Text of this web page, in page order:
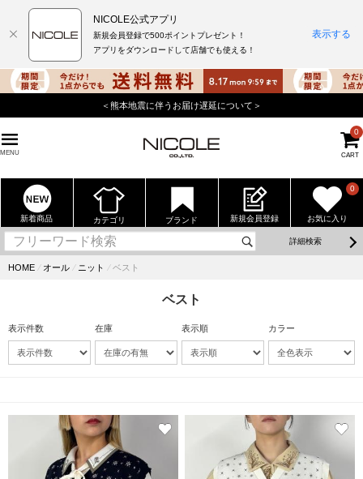
店舗でもポイントが貯まる使えるニコル公式アプリをダウンロード！
MENU CART
0
新着商品 カテゴリ ブランド 新規会員登録 お気に入り
0
詳細検索
HOME ⁄ オール ⁄ ニット ⁄ ベスト
ベスト
表示件数 在庫 表示順 カラー
NICOLE公式アプリ
新規会員登録で500ポイントプレゼント！
アプリをダウンロードして店舗でも使える！
表示する